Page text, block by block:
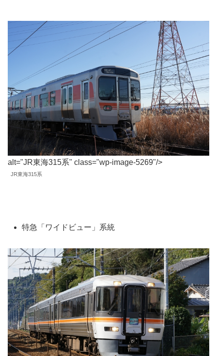
alt="JR東海315系" class="wp-image-5269"/>
JR東海315系
特急「ワイドビュー」系統